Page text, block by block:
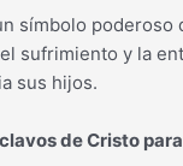
símbolo
sufrimiento y la
sus hijos.
de Cristo